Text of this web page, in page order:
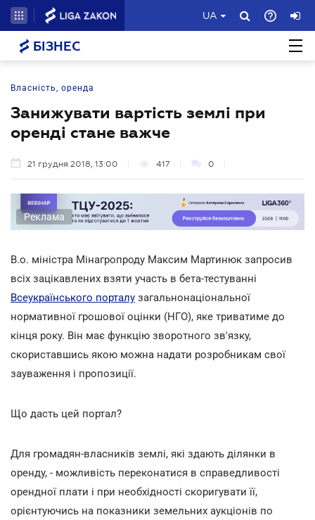
UA
БІЗНЕС
Власність, оренда
Занижувати вартість землі при
оренді стане важче
21 грудня 2018, 13:00 417 0
Реклама
В.о. міністра Мінагропроду Максим Мартинюк запросив
всіх зацікавлених взяти участь в бета-тестуванні
Всеукраїнського порталу загальнонаціональної
нормативної грошової оцінки (НГО), яке триватиме до
кінця року. Він має функцію зворотного зв'язку,
скориставшись якою можна надати розробникам свої
зауваження і пропозиції.
Що дасть цей портал?
Для громадян-власників землі, які здають ділянки в
оренду, - можливість переконатися в справедливості
орендної плати і при необхідності скоригувати її,
орієнтуючись на показники земельних аукціонів по